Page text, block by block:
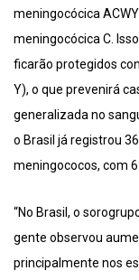
meningocócica
meningocócica C.
ficarão protegidos
Y), o que prevenirá
generalizada no
o Brasil já registrou
meningococos, com
“No Brasil, o
gente observou
principalmente nos